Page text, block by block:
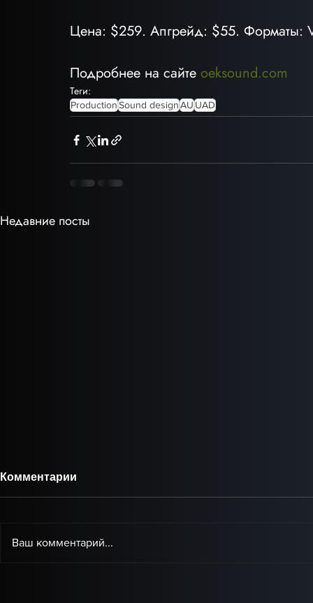
Цена: $259. Апгрейд: $55. Форматы:
Подробнее на сайте oeksound.com
Теги:
ProductionSound designAU UAD
Недавние посты
Комментарии
Ваш комментарий...